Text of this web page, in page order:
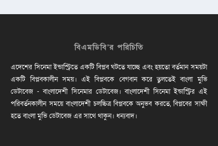
বিএমডিবি’র পরিচিতি
এদেশের সিনেমা ইন্ডাস্ট্রিতে একটি বিপ্লব ঘটতে যাচ্ছে এবং হয়তো বর্তমান সময়টা
একটি বিপ্লবকালীন সময়। এই বিপ্লবকে বেগবান করে তুলতেই বাংলা মুভি
ডেটাবেজ - বাংলাদেশী সিনেমার ডেটাবেজ। বাংলাদেশী সিনেমা ইন্ডাস্ট্রির এই
পরিবর্তনকালীন সময়ে বাংলাদেশী চলচ্চিত্র বিপ্লবকে অনুভব করতে, বিপ্লবের সাক্ষী
হতে বাংলা মুভি ডেটাবেজ এর সাথে থাকুন। ধন্যবাদ।